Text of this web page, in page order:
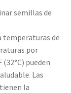
semillas de
temperaturas de
por
(32°C) pueden
Las
la